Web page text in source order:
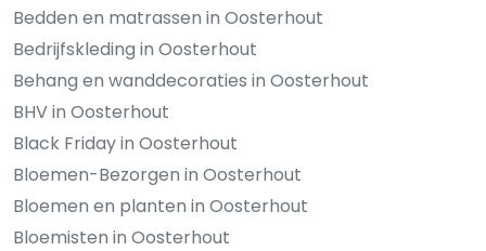
Bedden en matrassen in Oosterhout
Bedrijfskleding in Oosterhout
Behang en wanddecoraties in Oosterhout
BHV in Oosterhout
Black Friday in Oosterhout
Bloemen-Bezorgen in Oosterhout
Bloemen en planten in Oosterhout
Bloemisten in Oosterhout